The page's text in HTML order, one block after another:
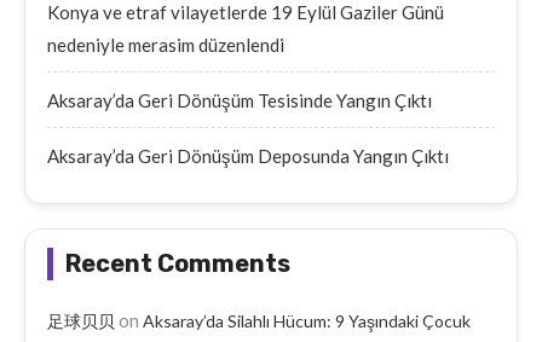
Konya ve etraf vilayetlerde 19 Eylül Gaziler Günü
nedeniyle merasim düzenlendi
Aksaray’da Geri Dönüşüm Tesisinde Yangın Çıktı
Aksaray’da Geri Dönüşüm Deposunda Yangın Çıktı
Recent Comments
足球贝贝 on Aksaray’da Silahlı Hücum: 9 Yaşındaki Çocuk